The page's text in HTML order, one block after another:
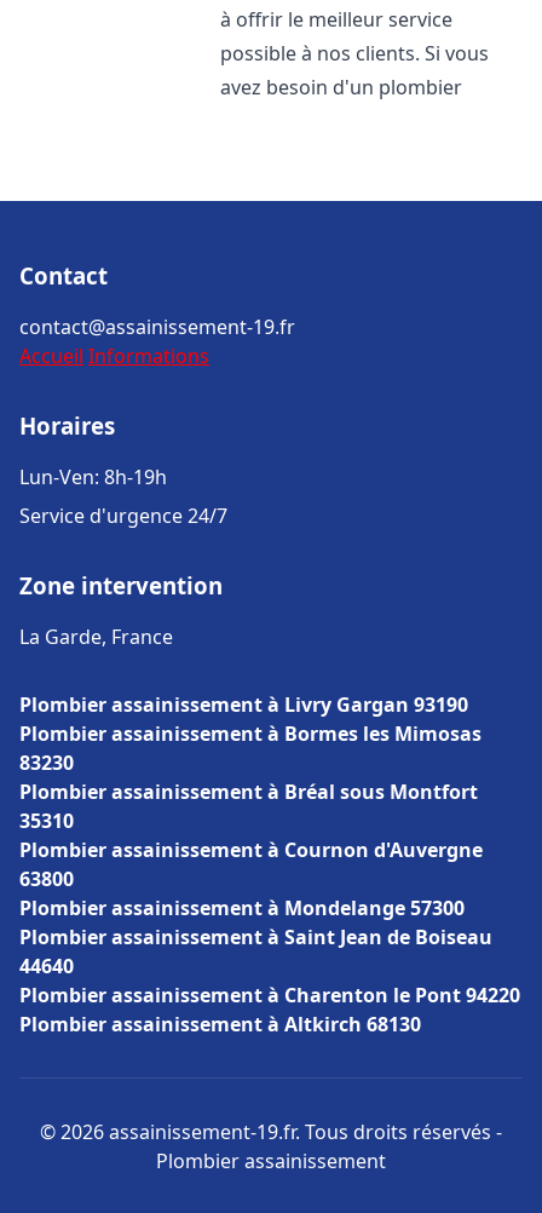
à offrir le meilleur service
possible à nos clients. Si vous
avez besoin d'un plombier
Contact
contact@assainissement-19.fr
Accueil Informations
Horaires
Lun-Ven: 8h-19h
Service d'urgence 24/7
Zone intervention
La Garde, France
Plombier assainissement à Livry Gargan 93190
Plombier assainissement à Bormes les Mimosas
83230
Plombier assainissement à Bréal sous Montfort
35310
Plombier assainissement à Cournon d'Auvergne
63800
Plombier assainissement à Mondelange 57300
Plombier assainissement à Saint Jean de Boiseau
44640
Plombier assainissement à Charenton le Pont 94220
Plombier assainissement à Altkirch 68130
© 2026 assainissement-19.fr. Tous droits réservés -
Plombier assainissement